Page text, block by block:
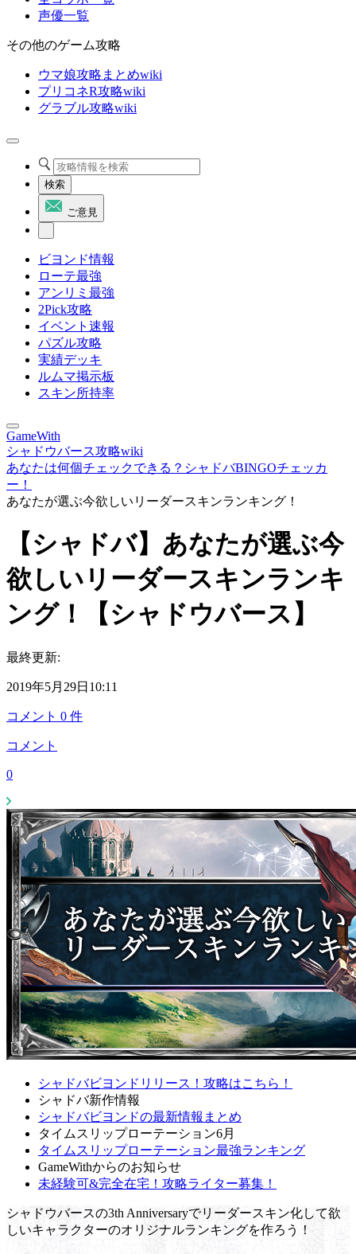
声優一覧
その他のゲーム攻略
ウマ娘攻略まとめwiki
プリコネR攻略wiki
グラブル攻略wiki
検索
ご意見
ビヨンド情報
ローテ最強
アンリミ最強
2Pick攻略
イベント速報
パズル攻略
実績デッキ
ルムマ掲示板
スキン所持率
GameWith
シャドウバース攻略wiki
あなたは何個チェックできる？シャドバBINGOチェッカ
ー！
あなたが選ぶ今欲しいリーダースキンランキング！
【シャドバ】あなたが選ぶ今
欲しいリーダースキンランキ
ング！【シャドウバース】
最終更新:
2019年5月29日10:11
コメント 0 件
コメント
0
シャドバビヨンドリリース！攻略はこちら！
シャドバ新作情報
シャドバビヨンドの最新情報まとめ
タイムスリップローテーション6月
タイムスリップローテーション最強ランキング
GameWithからのお知らせ
未経験可&完全在宅！攻略ライター募集！
シャドウバースの3th Anniversaryでリーダースキン化して欲
しいキャラクターのオリジナルランキングを作ろう！